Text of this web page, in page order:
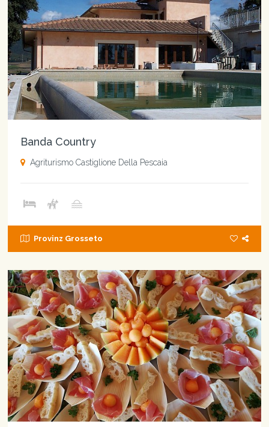
Banda Country
Agriturismo Castiglione Della Pescaia
Provinz Grosseto